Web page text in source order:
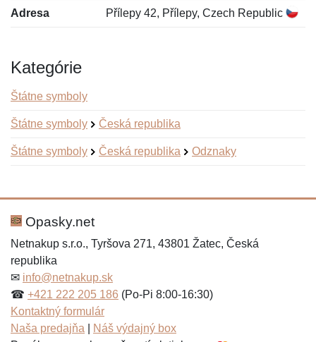
Adresa Přílepy 42, Přílepy, Czech Republic
Kategórie
Štátne symboly
Štátne symboly Česká republika
Štátne symboly Česká republika Odznaky
Hodnotenie:
Meno:*
E-mail:
Meno:
E-mail:*
Opasky.net
Netnakup s.r.o., Tyršova 271, 43801 Žatec, Česká
republika
✉ info@netnakup.sk
☎ +421 222 205 186 (Po-Pi 8:00-16:30)
Kontaktný formulár
Naša predajňa
Náš výdajný box